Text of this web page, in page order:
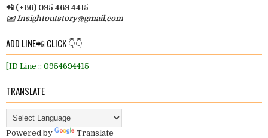
📲 (+66) 095 469 4415
✉️ Insightoutstory@gmail.com
ADD LINE📲 CLICK 👇👇
[ID Line :: 0954694415
TRANSLATE
Powered by Translate